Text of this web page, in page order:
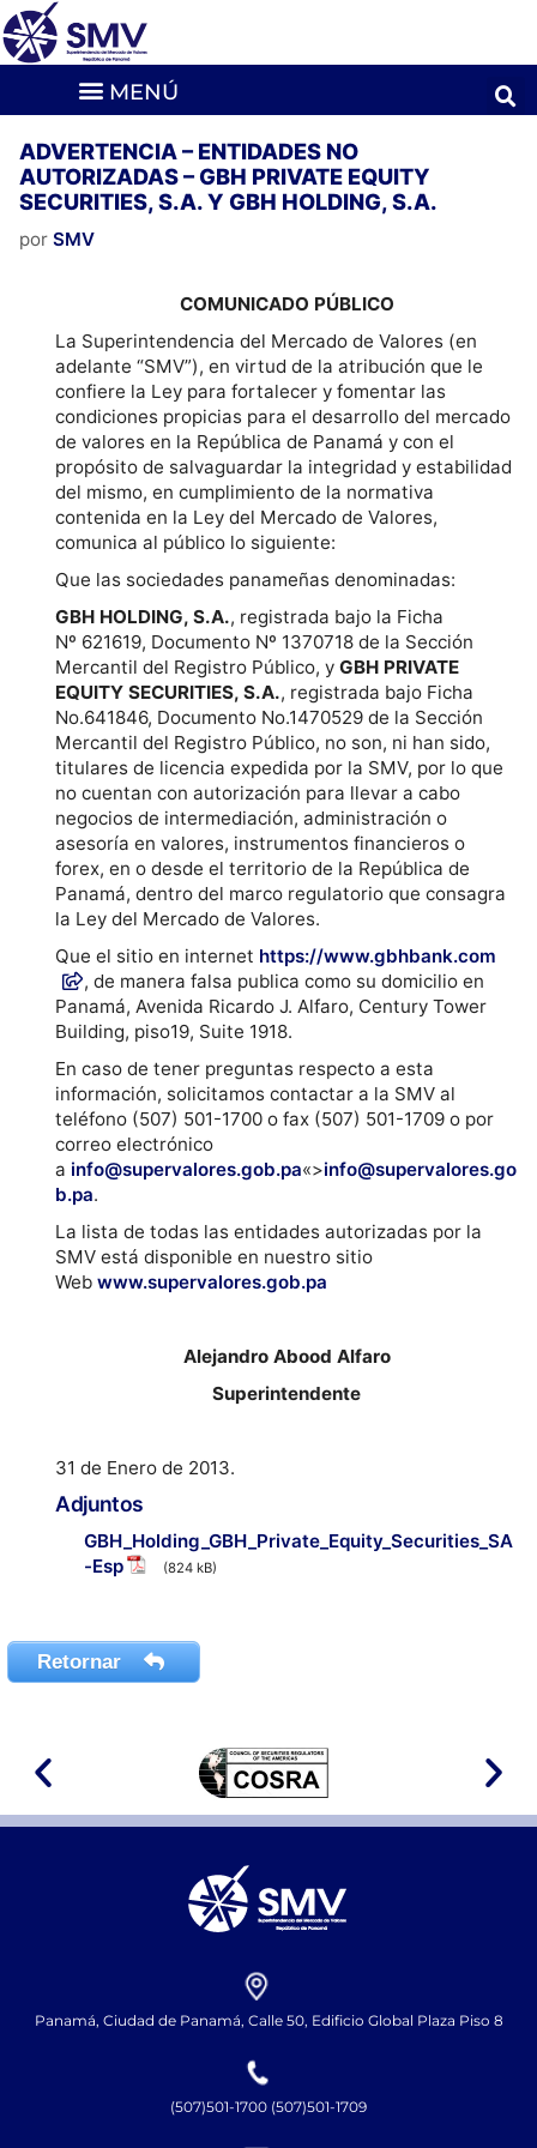
ADVERTENCIA – ENTIDADES NO
AUTORIZADAS – GBH PRIVATE EQUITY
SECURITIES, S.A. Y GBH HOLDING, S.A.
por SMV
COMUNICADO PÚBLICO
La Superintendencia del Mercado de Valores (en
adelante “SMV”), en virtud de la atribución que le
confiere la Ley para fortalecer y fomentar las
condiciones propicias para el desarrollo del mercado
de valores en la República de Panamá y con el
propósito de salvaguardar la integridad y estabilidad
del mismo, en cumplimiento de la normativa
contenida en la Ley del Mercado de Valores,
comunica al público lo siguiente:
Que las sociedades panameñas denominadas:
GBH HOLDING, S.A., registrada bajo la Ficha
Nº 621619, Documento Nº 1370718 de la Sección
Mercantil del Registro Público, yGBH PRIVATE
EQUITY SECURITIES, S.A., registrada bajo Ficha
No.641846, Documento No.1470529 de la Sección
Mercantil del Registro Público, no son, ni han sido,
titulares de licencia expedida por la SMV, por lo que
no cuentan con autorización para llevar a cabo
negocios de intermediación, administración o
asesoría en valores, instrumentos financieros o
forex, en o desde el territorio de la República de
Panamá, dentro del marco regulatorio que consagra
la Ley del Mercado de Valores.
Que el sitio en internet https://www.gbhbank.com
, de manera falsa publica como su domicilio en
Panamá, Avenida Ricardo J. Alfaro, Century Tower
Building, piso19, Suite 1918.
En caso de tener preguntas respecto a esta
información, solicitamos contactar a la SMV al
teléfono (507) 501-1700 o fax (507) 501-1709 o por
correo electrónico
a info@supervalores.gob.pa«>info@supervalores.go
b.pa.
La lista de todas las entidades autorizadas por la
SMV está disponible en nuestro sitio
Webwww.supervalores.gob.pa
Alejandro Abood Alfaro
Superintendente
31 de Enero de 2013.
Adjuntos
GBH_Holding_GBH_Private_Equity_Securities_SA
-Esp
(824 kB)
Retornar
Panamá, Ciudad de Panamá, Calle 50, Edificio Global Plaza Piso 8
(507)501-1700 (507)501-1709